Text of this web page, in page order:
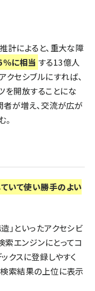
計によると、重大な障
に相当 する13億人
クセシブルにすれば、
を開放することにな
者が増え、交流が広が
いて使い勝手のよい
」といったアクセシビ
索エンジンにとってコ
クスに登録しやすく
検索結果の上位に表示